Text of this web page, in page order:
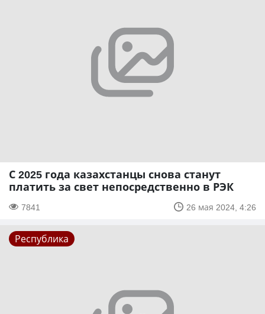
С 2025 года казахстанцы снова станут
платить за свет непосредственно в РЭК
7841 26 мая 2024, 4:26
Республика